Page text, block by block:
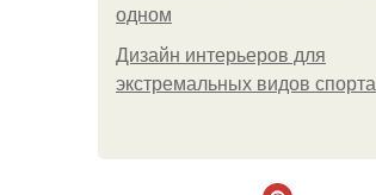
одном
Дизайн интерьеров для
экстремальных видов спорта